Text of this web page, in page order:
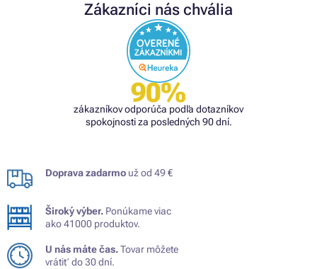
Zákazníci nás chvália
90%
zákazníkov odporúča podľa dotazníkov
spokojnosti za posledných 90 dní.
Doprava zadarmo už od 49 €
Široký výber. Ponúkame viac
ako 41000 produktov.
U nás máte čas.Tovar môžete
vrátiť do 30 dní.